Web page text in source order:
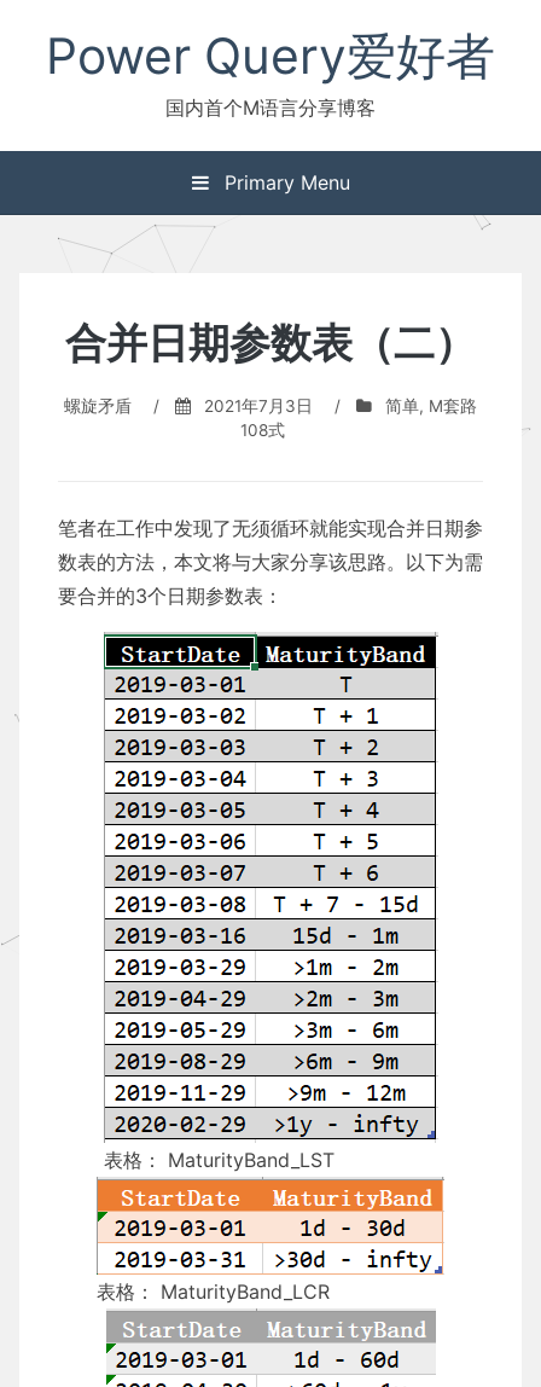
contentPower Query爱好者
国内首个M语言分享博客
Primary Menu
合并日期参数表（二）
螺旋矛盾 / 2021年7月3日 / 简单, M套路
108式
笔者在工作中发现了无须循环就能实现合并日期参
数表的方法，本文将与大家分享该思路。以下为需
要合并的3个日期参数表：
表格： MaturityBand_LST
表格： MaturityBand_LCR